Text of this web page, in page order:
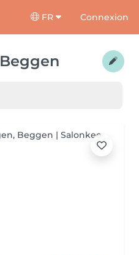
FR Connexion
Beggen